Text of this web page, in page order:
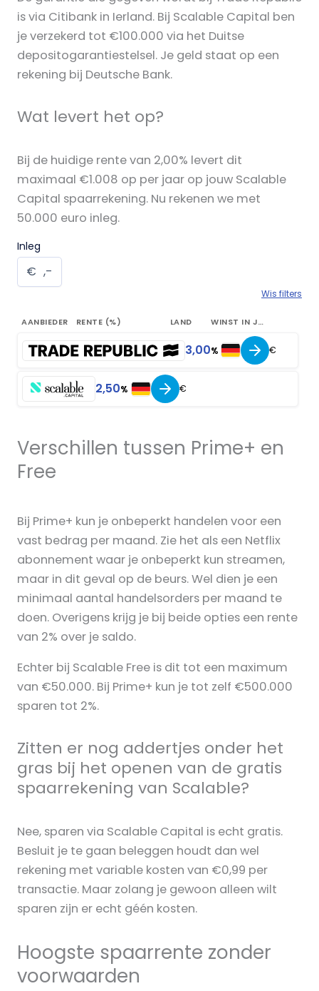
is via Citibank in Ierland. Bij Scalable Capital ben
je verzekerd tot €100.000 via het Duitse
depositogarantiestelsel. Je geld staat op een
rekening bij Deutsche Bank.
Wat levert het op?
Bij de huidige rente van 2,00% levert dit
maximaal €1.008 op per jaar op jouw Scalable
Capital spaarrekening. Nu rekenen we met
50.000 euro inleg.
Inleg
€ ,-
Wis filters
AANBIEDER RENTE (%) LAND WINST IN JAAR
3,00% €
2,50% €
Verschillen tussen Prime+ en
Free
Bij Prime+ kun je onbeperkt handelen voor een
vast bedrag per maand. Zie het als een Netflix
abonnement waar je onbeperkt kun streamen,
maar in dit geval op de beurs. Wel dien je een
minimaal aantal handelsorders per maand te
doen. Overigens krijg je bij beide opties een rente
van 2% over je saldo.
Echter bij Scalable Free is dit tot een maximum
van €50.000. Bij Prime+ kun je tot zelf €500.000
sparen tot 2%.
Zitten er nog addertjes onder het
gras bij het openen van de gratis
spaarrekening van Scalable?
Nee, sparen via Scalable Capital is echt gratis.
Besluit je te gaan beleggen houdt dan wel
rekening met variable kosten van €0,99 per
transactie. Maar zolang je gewoon alleen wilt
sparen zijn er echt géén kosten.
Hoogste spaarrente zonder
voorwaarden